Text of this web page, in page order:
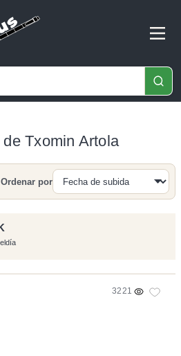
Txomin Artola
Buscar
Ordenar por
3221